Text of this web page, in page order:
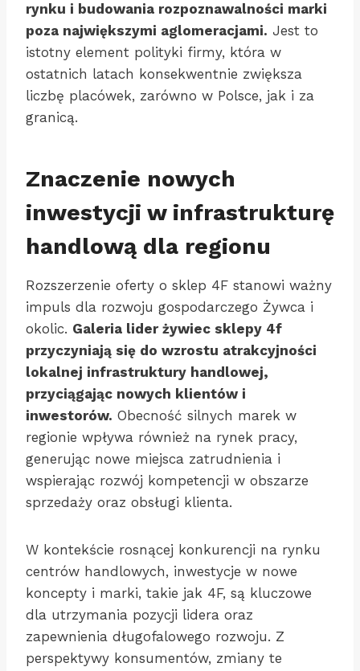
rynku i budowania rozpoznawalności marki
poza największymi aglomeracjami. Jest to
istotny element polityki firmy, która w
ostatnich latach konsekwentnie zwiększa
liczbę placówek, zarówno w Polsce, jak i za
granicą.
Znaczenie nowych
inwestycji w infrastrukturę
handlową dla regionu
Rozszerzenie oferty o sklep 4F stanowi ważny
impuls dla rozwoju gospodarczego Żywca i
okolic. Galeria lider żywiec sklepy 4f
przyczyniają się do wzrostu atrakcyjności
lokalnej infrastruktury handlowej,
przyciągając nowych klientów i
inwestorów. Obecność silnych marek w
regionie wpływa również na rynek pracy,
generując nowe miejsca zatrudnienia i
wspierając rozwój kompetencji w obszarze
sprzedaży oraz obsługi klienta.
W kontekście rosnącej konkurencji na rynku
centrów handlowych, inwestycje w nowe
koncepty i marki, takie jak 4F, są kluczowe
dla utrzymania pozycji lidera oraz
zapewnienia długofalowego rozwoju. Z
perspektywy konsumentów, zmiany te